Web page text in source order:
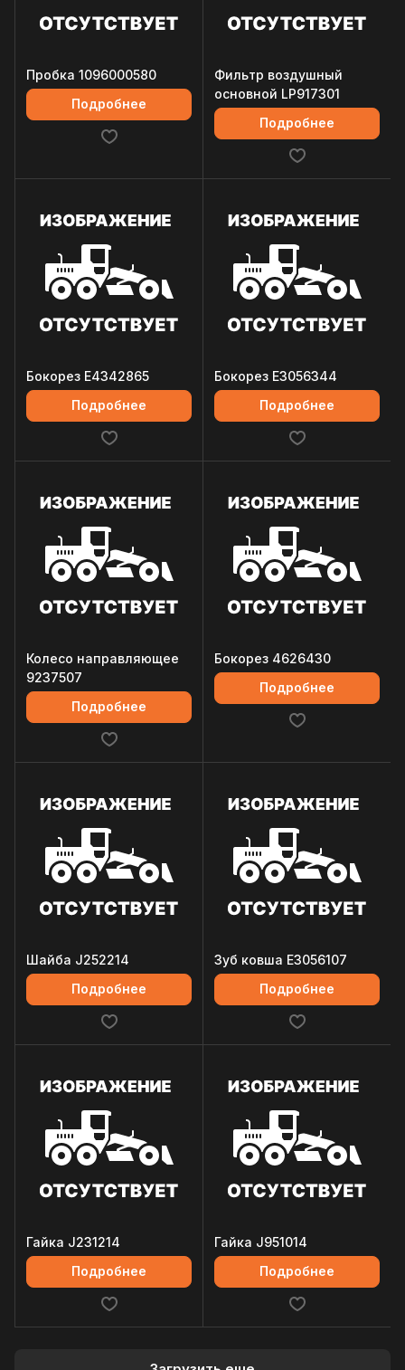
Пробка 1096000580
Подробнее
Фильтр воздушный
основной LP917301
Подробнее
Бокорез E4342865
Подробнее
Бокорез E3056344
Подробнее
Колесо направляющее
9237507
Подробнее
Бокорез 4626430
Подробнее
Шайба J252214
Подробнее
Зуб ковша E3056107
Подробнее
Гайка J231214
Подробнее
Гайка J951014
Подробнее